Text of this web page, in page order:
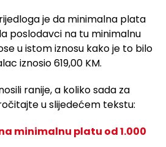
je da minimalna plata
poslodavci na tu minimalnu
u istom iznosu kako je to bilo
iznosio 619,00 KM.
ranije, a koliko sada za
u slijedećem tekstu:
minimalnu platu od 1.000